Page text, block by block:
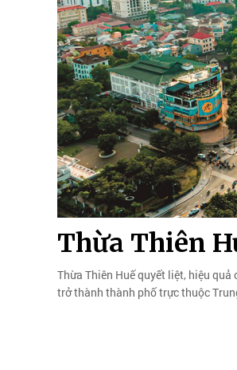
Thừa Thiên
Thừa Thiên Huế quyết liệt, hiệu
trở thành thành phố trực thuộc